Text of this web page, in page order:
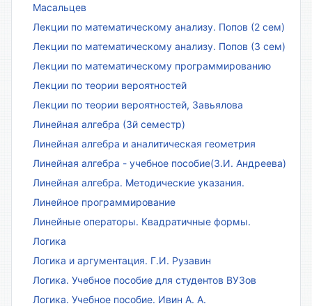
Масальцев
Лекции по математическому анализу. Попов (2 сем)
Лекции по математическому анализу. Попов (3 сем)
Лекции по математическому программированию
Лекции по теории вероятностей
Лекции по теории вероятностей, Завьялова
Линейная алгебра (3й семестр)
Линейная алгебра и аналитическая геометрия
Линейная алгебра - учебное пособие(З.И. Андреева)
Линейная алгебра. Методические указания.
Линейное программирование
Линейные операторы. Квадратичные формы.
Логика
Логика и аргументация. Г.И. Рузавин
Логика. Учебное пособие для студентов ВУЗов
Логика. Учебное пособие. Ивин А. А.